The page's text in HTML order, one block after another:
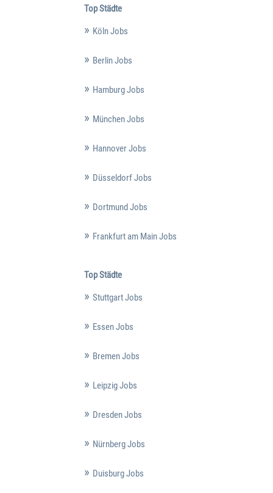
Top Städte
Köln Jobs
Berlin Jobs
Hamburg Jobs
München Jobs
Hannover Jobs
Düsseldorf Jobs
Dortmund Jobs
Frankfurt am Main Jobs
Top Städte
Stuttgart Jobs
Essen Jobs
Bremen Jobs
Leipzig Jobs
Dresden Jobs
Nürnberg Jobs
Duisburg Jobs